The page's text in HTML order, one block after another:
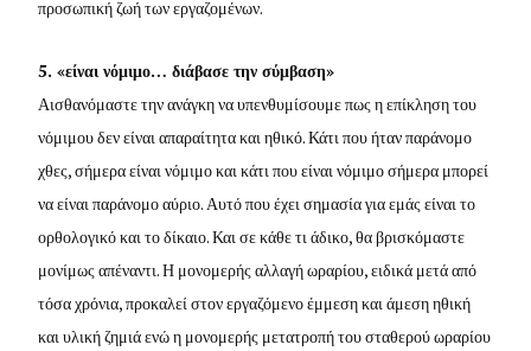
προσωπική ζωή των εργαζομένων.
5. «είναι νόμιμο… διάβασε την σύμβαση»
Αισθανόμαστε την ανάγκη να υπενθυμίσουμε πως η επίκληση του
νόμιμου δεν είναι απαραίτητα και ηθικό. Κάτι που ήταν παράνομο
χθες, σήμερα είναι νόμιμο και κάτι που είναι νόμιμο σήμερα μπορεί
να είναι παράνομο αύριο. Αυτό που έχει σημασία για εμάς είναι το
ορθολογικό και το δίκαιο. Και σε κάθε τι άδικο, θα βρισκόμαστε
μονίμως απέναντι. Η μονομερής αλλαγή ωραρίου, ειδικά μετά από
τόσα χρόνια, προκαλεί στον εργαζόμενο έμμεση και άμεση ηθική
και υλική ζημιά ενώ η μονομερής μετατροπή του σταθερού ωραρίου